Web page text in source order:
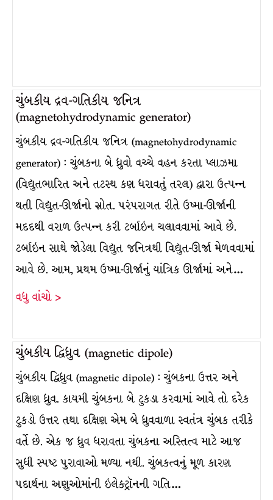
ચુંબકીય દ્રવ-ગતિકીય જનિત્ર
(magnetohydrodynamic generator)
ચુંબકીય દ્રવ-ગતિકીય જનિત્ર (magnetohydrodynamic
generator) : ચુંબકના બે ધ્રુવો વચ્ચે વહન કરતા પ્લાઝમા
(વિદ્યુતભારિત અને તટસ્થ કણ ધરાવતું તરલ) દ્વારા ઉત્પન્ન
થતી વિદ્યુત-ઊર્જાનો સ્રોત. પરંપરાગત રીતે ઉષ્મા-ઊર્જાની
મદદથી વરાળ ઉત્પન્ન કરી ટર્બાઇન ચલાવવામાં આવે છે.
ટર્બાઇન સાથે જોડેલા વિદ્યુત જનિત્રથી વિદ્યુત-ઊર્જા મેળવવામાં
આવે છે. આમ, પ્રથમ ઉષ્મા-ઊર્જાનું યાંત્રિક ઊર્જામાં અને…
વધુ વાંચો >
ચુંબકીય દ્વિધ્રુવ (magnetic dipole)
ચુંબકીય દ્વિધ્રુવ (magnetic dipole) : ચુંબકના ઉત્તર અને
દક્ષિણ ધ્રુવ. કાયમી ચુંબકના બે ટુકડા કરવામાં આવે તો દરેક
ટુકડો ઉત્તર તથા દક્ષિણ એમ બે ધ્રુવવાળા સ્વતંત્ર ચુંબક તરીકે
વર્તે છે. એક જ ધ્રુવ ધરાવતા ચુંબકના અસ્તિત્વ માટે આજ
સુધી સ્પષ્ટ પુરાવાઓ મળ્યા નથી. ચુંબકત્વનું મૂળ કારણ
પદાર્થના અણુઓમાંની ઇલેક્ટ્રૉનની ગતિ…